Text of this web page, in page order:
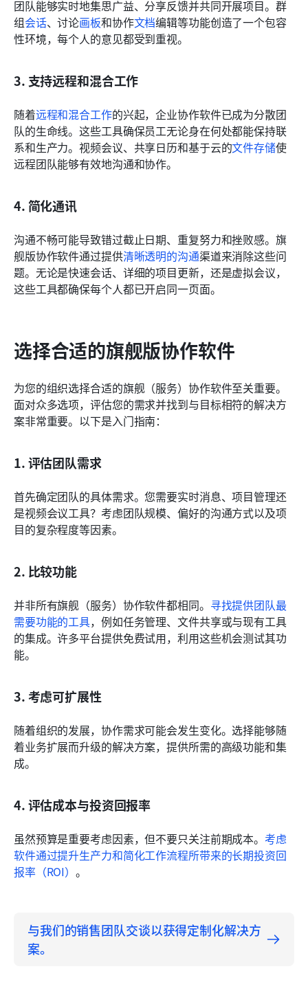
团队能够实时地集思广益、分享反馈并共同开展项目。群
组会话、讨论画板和协作文档编辑等功能创造了一个包容
性环境，每个人的意见都受到重视。
3. 支持远程和混合工作
随着远程和混合工作的兴起，企业协作软件已成为分散团
队的生命线。这些工具确保员工无论身在何处都能保持联
系和生产力。视频会议、共享日历和基于云的文件存储使
远程团队能够有效地沟通和协作。
4. 简化通讯
沟通不畅可能导致错过截止日期、重复努力和挫败感。旗
舰版协作软件通过提供清晰透明的沟通渠道来消除这些问
题。无论是快速会话、详细的项目更新，还是虚拟会议，
这些工具都确保每个人都已开启同一页面。
选择合适的旗舰版协作软件
为您的组织选择合适的旗舰（服务）协作软件至关重要。
面对众多选项，评估您的需求并找到与目标相符的解决方
案非常重要。以下是入门指南：
1. 评估团队需求
首先确定团队的具体需求。您需要实时消息、项目管理还
是视频会议工具？考虑团队规模、偏好的沟通方式以及项
目的复杂程度等因素。
2. 比较功能
并非所有旗舰（服务）协作软件都相同。 寻找提供团队最
需要功能的工具，例如任务管理、文件共享或与现有工具
的集成。许多平台提供免费试用，利用这些机会测试其功
能。
3. 考虑可扩展性
随着组织的发展，协作需求可能会发生变化。选择能够随
着业务扩展而升级的解决方案，提供所需的高级功能和集
成。
4. 评估成本与投资回报率
虽然预算是重要考虑因素，但不要只关注前期成本。考虑
软件通过提升生产力和简化工作流程所带来的长期投资回
报率（ROI）。
与我们的销售团队交谈以获得定制化解决方
案。